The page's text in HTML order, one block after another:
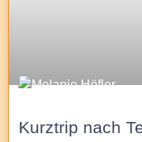
Kurztrip nach